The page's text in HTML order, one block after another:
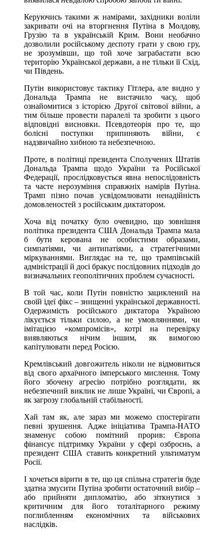
Керуючись такими ж намірами, західники воліли
закривати очі на вторгнення Путіна в Молдову,
Грузію та в українській Крим. Вони необачно
дозволили російському деспоту грати у свою гру,
не зрозумівши, що той хоче заграбастати всю
територію Української держави, а не тільки її Схід,
чи Південь.
Путін використовує тактику Гітлера, але видно у
Дональда Трампа не вистачило часу, щоб
ознайомитися з історією Другої світової війни, а
тим більше провести паралелі та зробити з цього
відповідні висновки. Псевдотеорія про те, що
болісні поступки припиняють війни, є
надзвичайно хибною та небезпечною.
Проте, в політиці президента Сполучених Штатів
Дональда Трампа щодо України та Російської
Федерації, прослідковується явна непослідовність
та часте нерозуміння справжніх намірів Путіна.
Трамп пізно почав усвідомлювати ненадійність
домовленостей з російським диктатором.
Хоча від початку було очевидно, що зовнішня
політика президента США Дональда Трампа мала
б бути керована не особистими образами,
симпатіями, чи антипатіями, а стратегічними
міркуваннями. Виглядає на те, що трампівській
адміністрації й досі бракує послідовних підходів до
визначальних геополітичних проблем сучасності.
В той час, коли Путін повністю зациклений на
своїй ідеї фікс – знищенні української державності.
Одержимість російського диктатора Україною
лікується тільки силою, а не умовляннями, чи
імітацією «компромісів», котрі на перевірку
виявляються нічим іншим, як вимогою
капітулювати перед Росією.
Кремлівський довгожитель ніколи не відмовиться
від свого архаїчного імперського мислення. Тому
його збочену агресію потрібно розглядати, як
небезпечний виклик не лише Україні, чи Європі, а
як загрозу глобальній стабільності.
Хай там як, але зараз ми можемо спостерігати
певні зрушення. Адже ініціатива Трампа-НАТО
знаменує собою помітний прорив: Європа
фінансує підтримку України у сфері озброєнь, а
президент США ставить конкретний ультиматум
Росії.
І хочеться вірити в те, що ця спільна стратегія буде
здатна змусити Путіна зробити остаточний вибір –
або прийняти дипломатію, або зіткнутися з
критичним для його тоталітарного режиму
поглибленням економічних та військових
наслідків.